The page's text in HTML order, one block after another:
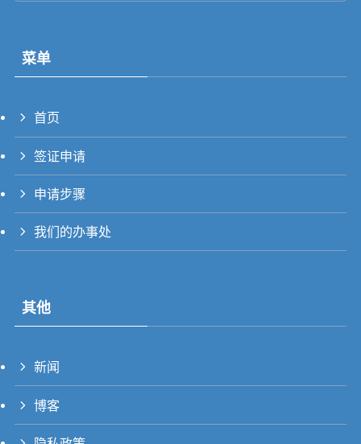
菜单
首页
签证申请
申请步骤
我们的办事处
其他
新闻
博客
TW
TH
PT_BR